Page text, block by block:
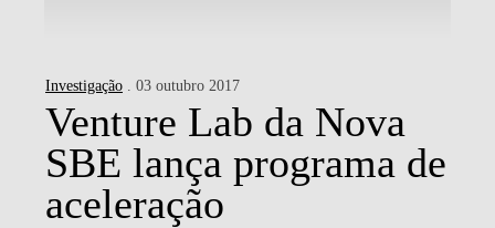
Investigação . 03 outubro 2017
Venture Lab da Nova
SBE lança programa de
aceleração